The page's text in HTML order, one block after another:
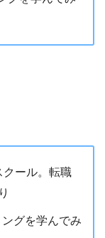
クール。転職
ングを学んでみ